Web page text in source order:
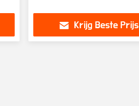
Krijg Beste Prijs